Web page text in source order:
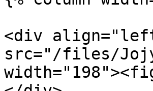
<div
src="/files/